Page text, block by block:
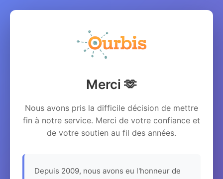
Merci 🫶
Nous avons pris la difficile décision de mettre
fin à notre service. Merci de votre confiance et
de votre soutien au fil des années.
Depuis 2009, nous avons eu l'honneur de